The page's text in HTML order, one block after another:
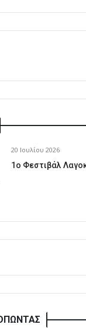
20 Ιουλίου 2026
1o Φεστιβάλ